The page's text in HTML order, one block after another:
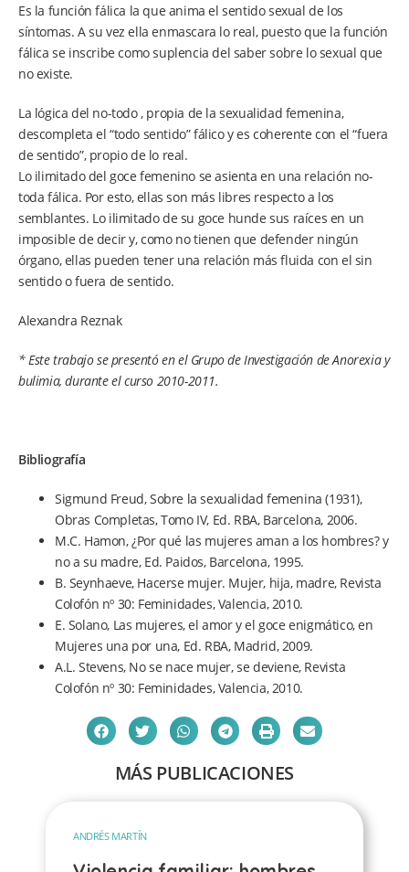
Es la función fálica la que anima el sentido sexual de los
síntomas. A su vez ella enmascara lo real, puesto que la función
fálica se inscribe como suplencia del saber sobre lo sexual que
no existe.
La lógica del no-todo , propia de la sexualidad femenina,
descompleta el “todo sentido” fálico y es coherente con el “fuera
de sentido”, propio de lo real.
Lo ilimitado del goce femenino se asienta en una relación no-
toda fálica. Por esto, ellas son más libres respecto a los
semblantes. Lo ilimitado de su goce hunde sus raíces en un
imposible de decir y, como no tienen que defender ningún
órgano, ellas pueden tener una relación más fluida con el sin
sentido o fuera de sentido.
Alexandra Reznak
* Este trabajo se presentó en el Grupo de Investigación de Anorexia y
bulimia, durante el curso 2010-2011.
Bibliografía
Sigmund Freud, Sobre la sexualidad femenina (1931),
Obras Completas, Tomo IV, Ed. RBA, Barcelona, 2006.
M.C. Hamon, ¿Por qué las mujeres aman a los hombres? y
no a su madre, Ed. Paidos, Barcelona, 1995.
B. Seynhaeve, Hacerse mujer. Mujer, hija, madre, Revista
Colofón nº 30: Feminidades, Valencia, 2010.
E. Solano, Las mujeres, el amor y el goce enigmático, en
Mujeres una por una, Ed. RBA, Madrid, 2009.
A.L. Stevens, No se nace mujer, se deviene, Revista
Colofón nº 30: Feminidades, Valencia, 2010.
MÁS PUBLICACIONES
ANDRÉS MARTÍN